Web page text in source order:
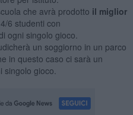
che avrà prodotto il miglior
6 studenti con
ogni singolo gioco.
un soggiorno in un parco
in questo caso ci sarà un
gioco.